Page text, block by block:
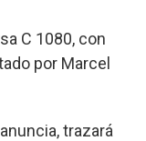
C 1080, con
por Marcel
trazará